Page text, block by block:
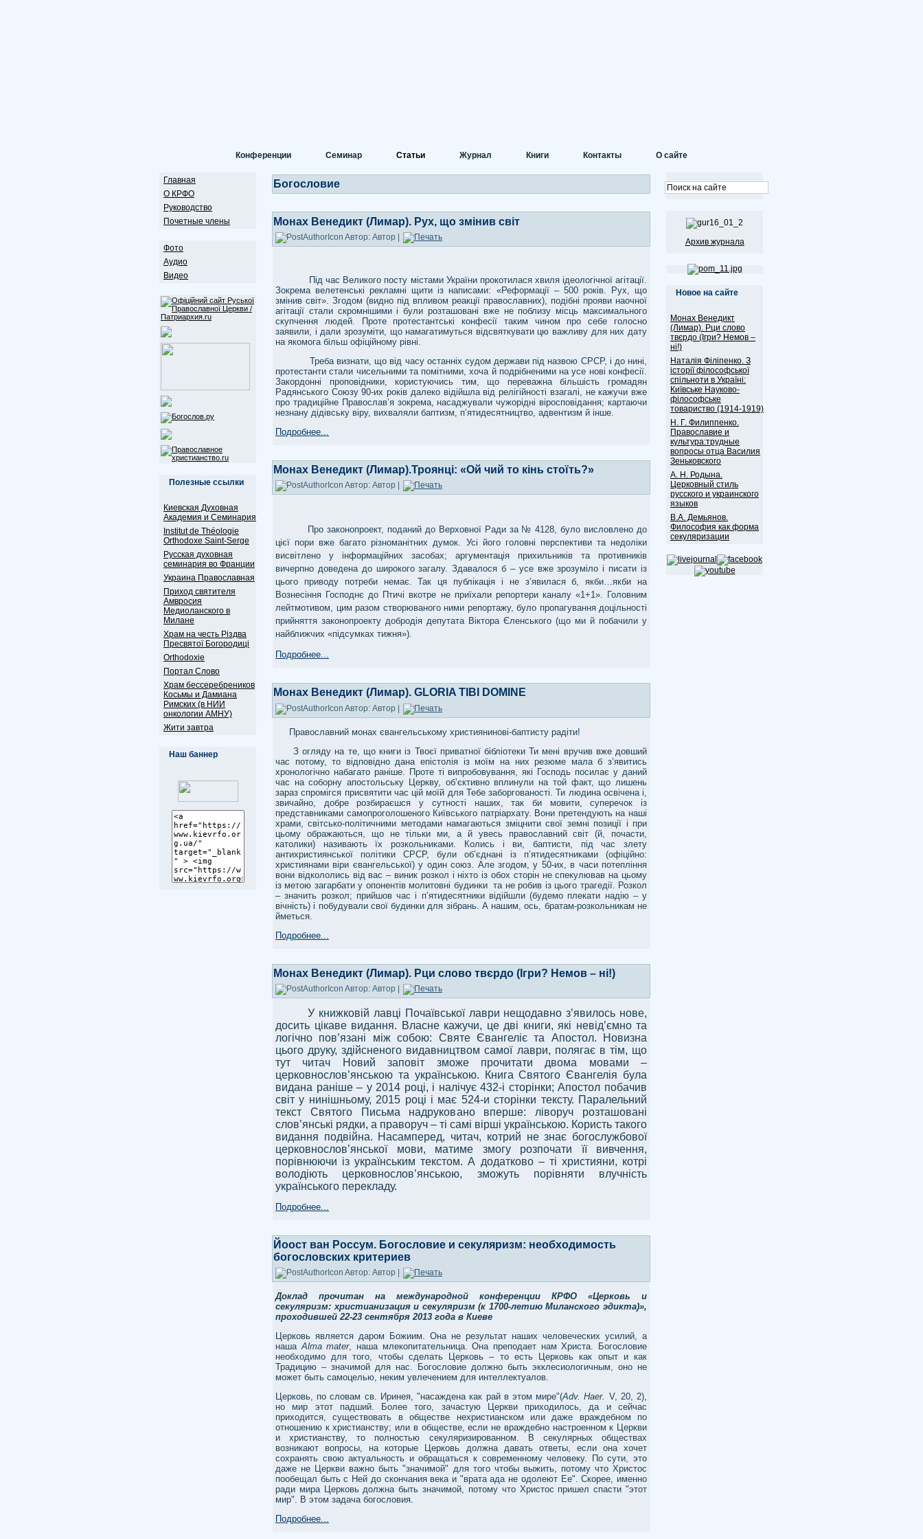
Конференции Семинар Статьи Журнал Книги Контакты О сайте
Главная
О КРФО
Руководство
Почетные члены
Фото
Аудио
Видео
Полезные ссылки
Киевская Духовная
Академия и Семинария
Institut de Théologie
Orthodoxe Saint-Serge
Русская духовная
семинария во Франции
Украина Православная
Приход святителя
Амвросия
Медиоланского в
Милане
Храм на честь Різдва
Пресвятої Богородиці
Оrthodoxie
Портал Слово
Храм бессеребреников
Косьмы и Дамиана
Римских (в НИИ
онкологии АМНУ)
Жити завтра
Наш баннер
Богословие
Монах Венедикт (Лимар). Рух, що змінив світ
Автор: Автор |
Під час Великого посту містами України прокотилася хвиля ідеологічної агітації.
Зокрема велетенські рекламні щити із написами: «Реформації – 500 років. Рух, що
змінив світ». Згодом (видно під впливом реакції православних), подібні прояви наочної
агітації стали скромнішими і були розташовані вже не поблизу місць максимального
скупчення людей. Проте протестантські конфесії таким чином про себе голосно
заявили, і дали зрозуміти, що намагатимуться відсвяткувати цю важливу для них дату
на якомога більш офіційному рівні.
Треба визнати, що від часу останніх судом держави під назвою СРСР, і до нині,
протестанти стали чисельними та помітними, хоча й подрібненими на усе нові конфесії.
Закордонні проповідники, користуючись тим, що переважна більшість громадян
Радянського Союзу 90-их років далеко відійшла від релігійності взагалі, не кажучи вже
про традиційне Православ’я зокрема, насаджували чужорідні віросповідання; картаючи
незнану дідівську віру, вихваляли баптизм, п’ятидесятництво, адвентизм й інше.
Подробнее...
Монах Венедикт (Лимар).Троянці: «Ой чий то кінь стоїть?»
Автор: Автор |
Про законопроект, поданий до Верховної Ради за № 4128, було висловлено до
цієї пори вже багато різноманітних думок. Усі його головні перспективи та недоліки
висвітлено у інформаційних засобах; аргументація прихильників та противників
вичерпно доведена до широкого загалу. Здавалося б – усе вже зрозуміло і писати із
цього приводу потреби немає. Так ця публікація і не з’явилася б, якби…якби на
Вознесіння Господнє до Птичі вкотре не приїхали репортери каналу «1+1». Головним
лейтмотивом, цим разом створюваного ними репортажу, було пропагування доцільності
прийняття законопроекту добродія депутата Віктора Єленського (що ми й побачили у
найближчих «підсумках тижня»).
Подробнее...
Монах Венедикт (Лимар). GLORIA TIBI DOMINE
Автор: Автор |
Православний монах євангельському християнинові-баптисту радіти!
З огляду на те, що книги із Твоєї приватної бібліотеки Ти мені вручив вже довший
час потому, то відповідно дана епістолія із моїм на них резюме мала б з’явитись
хронологічно набагато раніше. Проте ті випробовування, які Господь посилає у даний
час на соборну апостольську Церкву, об’єктивно вплинули на той факт, що лишень
зараз спромігся присвятити час цій моїй для Тебе заборгованості. Ти людина освічена і,
звичайно, добре розбираєшся у сутності наших, так би мовити, суперечок із
представниками самопроголошеного Київського патріархату. Вони претендують на наші
храми, світсько-політичними методами намагаються зміцнити свої земні позиції і при
цьому ображаються, що не тільки ми, а й увесь православний світ (й, почасти,
католики) називають їх розкольниками. Колись і ви, баптисти, під час злету
антихристиянської політики СРСР, були об’єднані із п’ятидесятниками (офіційно:
християнами віри євангельської) у один союз. Але згодом, у 50-их, в часи потепління
вони відкололись від вас – виник розкол і ніхто із обох сторін не спекулював на цьому
із метою загарбати у опонентів молитовні будинки та не робив із цього трагедії. Розкол
– значить розкол; прийшов час і п’ятидесятники відійшли (будемо плекати надію – у
вічність) і побудували свої будинки для зібрань. А нашим, ось, братам-розкольникам не
йметься.
Подробнее...
Монах Венедикт (Лимар). Рци слово твєрдо (Ігри? Немов – ні!)
Автор: Автор |
У книжковій лавці Почаївської лаври нещодавно з’явилось нове,
досить цікаве видання. Власне кажучи, це дві книги, які невід’ємно та
логічно пов’язані між собою: Святе Євангеліє та Апостол. Новизна
цього друку, здійсненого видавництвом самої лаври, полягає в тім, що
тут читач Новий заповіт зможе прочитати двома мовами –
церковнослов’янською та українською. Книга Святого Євангелія була
видана раніше – у 2014 році, і налічує 432-і сторінки; Апостол побачив
світ у нинішньому, 2015 році і має 524-и сторінки тексту. Паралельний
текст Святого Письма надруковано вперше: ліворуч розташовані
слов’янські рядки, а праворуч – ті самі вірші українською. Користь такого
видання подвійна. Насамперед, читач, котрий не знає богослужбової
церковнослов’янської мови, матиме змогу розпочати її вивчення,
порівнюючи із українським текстом. А додатково – ті християни, котрі
володіють церковнослов’янською, зможуть порівняти влучність
українського перекладу.
Подробнее...
Йоост ван Россум. Богословие и секуляризм: необходимость
богословских критериев
Автор: Автор |
Доклад прочитан на международной конференции КРФО «Церковь и
секуляризм: христианизация и секуляризм (к 1700-летию Миланского эдикта)»,
проходившей 22-23 сентября 2013 года в Киеве
Церковь является даром Божиим. Она не результат наших человеческих усилий, а
нашаAlma mater, наша млекопитательница. Она преподает нам Христа. Богословие
необходимо для того, чтобы сделать Церковь – то есть Церковь как опыт и как
Традицию – значимой для нас. Богословие должно быть экклесиологичным, оно не
может быть самоцелью, неким увлечением для интеллектуалов.
Церковь, по словам св. Иринея, "насаждена как рай в этом мире"(Adv. Haer. V, 20, 2),
но мир этот падший. Более того, зачастую Церкви приходилось, да и сейчас
приходится, существовать в обществе нехристианском или даже враждебном по
отношению к христианству; или в обществе, если не враждебно настроенном к Церкви
и христианству, то полностью секуляризированном. В секулярных обществах
возникают вопросы, на которые Церковь должна давать ответы, если она хочет
сохранять свою актуальность и обращаться к современному человеку. По сути, это
даже не Церкви важно быть "значимой" для того чтобы выжить, потому что Христос
пообещал быть с Ней до скончания века и "врата ада не одолеют Ее". Скорее, именно
ради мира Церковь должна быть значимой, потому что Христос пришел спасти "этот
мир". В этом задача богословия.
Подробнее...
Архив журнала
Новое на сайте
Монах Венедикт
(Лимар). Рци слово
твєрдо (Ігри? Немов –
ні!)
Наталія Філіпенко. З
історії філософської
спільноти в Україні:
Київське Науково-
філософське
товариство (1914-1919)
Н. Г. Филиппенко.
Православие и
культура:трудные
вопросы отца Василия
Зеньковского
А. Н. Родына.
Церковный стиль
русского и украинского
языков
В.А. Демьянов.
Философия как форма
секуляризации